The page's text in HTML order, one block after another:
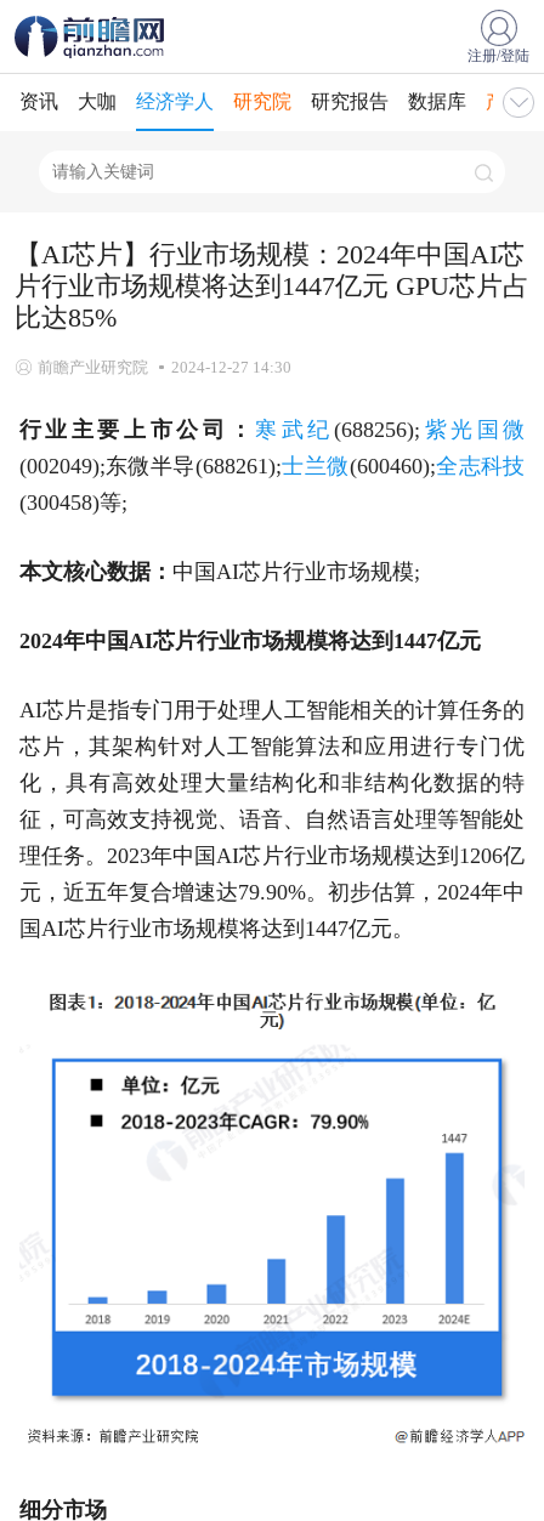
注册/登陆
资讯 大咖 经济学人 研究院 研究报告 数据库 产业
【AI芯片】行业市场规模：2024年中国AI芯
片行业市场规模将达到1447亿元 GPU芯片占
比达85%
前瞻产业研究院 2024-12-27 14:30
行业主要上市公司： 寒武纪 (688256); 紫光国微
(002049);东微半导(688261);士兰微(600460);全志科技
(300458)等;
本文核心数据： 中国AI芯片行业市场规模;
2024年中国AI芯片行业市场规模将达到1447亿元
AI芯片是指专门用于处理人工智能相关的计算任务的
芯片，其架构针对人工智能算法和应用进行专门优
化，具有高效处理大量结构化和非结构化数据的特
征，可高效支持视觉、语音、自然语言处理等智能处
理任务。2023年中国AI芯片行业市场规模达到1206亿
元，近五年复合增速达79.90%。初步估算，2024年中
国AI芯片行业市场规模将达到1447亿元。
细分市场